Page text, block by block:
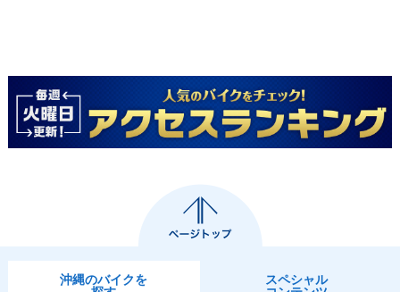
沖縄のバイクを
スペシャル